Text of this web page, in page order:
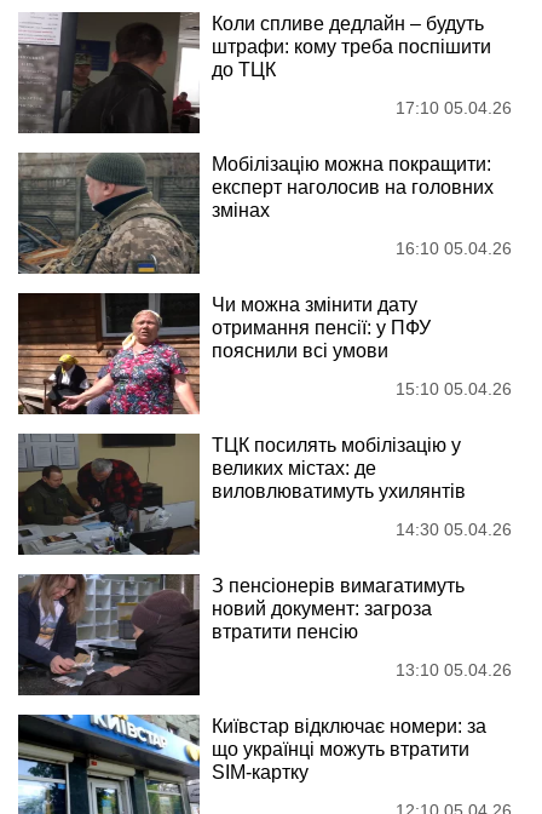
Коли спливе дедлайн – будуть
штрафи: кому треба поспішити
до ТЦК
17:10 05.04.26
Мобілізацію можна покращити:
експерт наголосив на головних
змінах
16:10 05.04.26
Чи можна змінити дату
отримання пенсії: у ПФУ
пояснили всі умови
15:10 05.04.26
ТЦК посилять мобілізацію у
великих містах: де
виловлюватимуть ухилянтів
14:30 05.04.26
З пенсіонерів вимагатимуть
новий документ: загроза
втратити пенсію
13:10 05.04.26
Київстар відключає номери: за
що українці можуть втратити
SIM-картку
12:10 05.04.26